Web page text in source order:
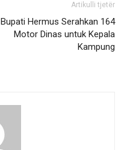
Artikulli tjetër
Bupati Hermus Serahkan 164
Motor Dinas untuk Kepala
Kampung